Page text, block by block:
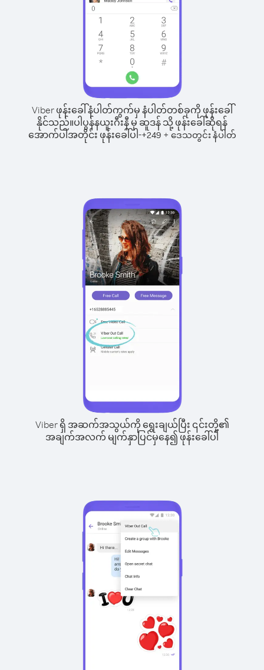
Viber ဖုန်းခေါ်နံပါတ်ကွက်မှ နံပါတ်တစ်ခုကို ဖုန်းခေါ်
နိုင်သည်။ပါပွန်နယူးဂီးနီ မှ ဆူဒန် သို့ ဖုန်းခေါ်ဆိုရန်
အောက်ပါအတိုင်း ဖုန်းခေါ်ပါ-+249 +ဒေသတွင်း နံပါတ်
Viber ရှိ အဆက်အသွယ်ကို ရွေးချယ်ပြီး ၎င်းတို့၏
အချက်အလက် မျက်နှာပြင်မှနေ၍ ဖုန်းခေါ်ပါ